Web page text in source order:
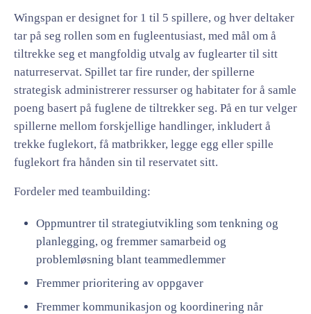
Wingspan er designet for 1 til 5 spillere, og hver deltaker
tar på seg rollen som en fugleentusiast, med mål om å
tiltrekke seg et mangfoldig utvalg av fuglearter til sitt
naturreservat. Spillet tar fire runder, der spillerne
strategisk administrerer ressurser og habitater for å samle
poeng basert på fuglene de tiltrekker seg. På en tur velger
spillerne mellom forskjellige handlinger, inkludert å
trekke fuglekort, få matbrikker, legge egg eller spille
fuglekort fra hånden sin til reservatet sitt.
Fordeler med teambuilding:
Oppmuntrer til strategiutvikling som tenkning og
planlegging, og fremmer samarbeid og
problemløsning blant teammedlemmer
Fremmer prioritering av oppgaver
Fremmer kommunikasjon og koordinering når